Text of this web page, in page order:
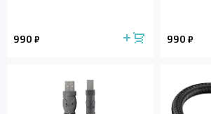
990 ₽ 990 ₽